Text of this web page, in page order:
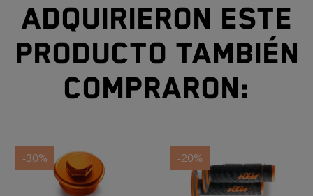
adquirieron este
producto también
compraron:
-30% -20%